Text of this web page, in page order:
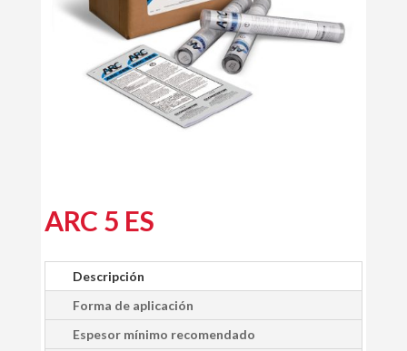
ARC 5 ES
Descripción
Forma de aplicación
Espesor mínimo recomendado